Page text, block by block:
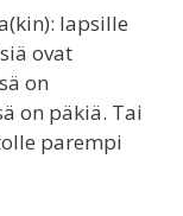
lapsille
ovat
on
on päkiä. Tai
parempi